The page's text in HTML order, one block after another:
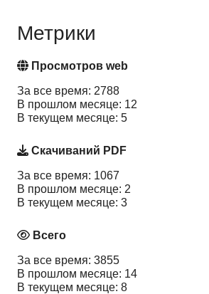
Метрики
Просмотров web
За все время: 2788
В прошлом месяце: 12
В текущем месяце: 5
Скачиваний PDF
За все время: 1067
В прошлом месяце: 2
В текущем месяце: 3
Всего
За все время: 3855
В прошлом месяце: 14
В текущем месяце: 8